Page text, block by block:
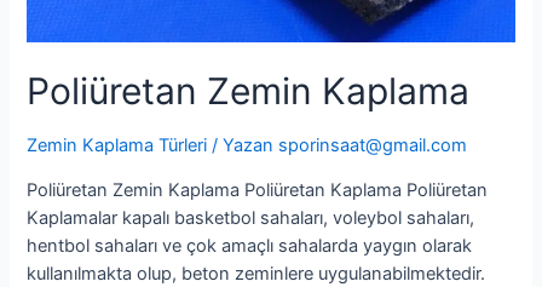
Poliüretan Zemin Kaplama
Zemin Kaplama Türleri / Yazan sporinsaat@gmail.com
Poliüretan Zemin Kaplama Poliüretan Kaplama Poliüretan
Kaplamalar kapalı basketbol sahaları, voleybol sahaları,
hentbol sahaları ve çok amaçlı sahalarda yaygın olarak
kullanılmakta olup, beton zeminlere uygulanabilmektedir.